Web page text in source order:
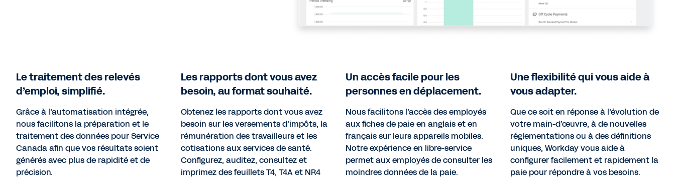
Le traitement des relevés
d’emploi, simplifié.
Grâce à l’automatisation intégrée,
nous facilitons la préparation et le
traitement des données pour Service
Canada afin que vos résultats soient
générés avec plus de rapidité et de
précision.
Les rapports dont vous avez
besoin, au format souhaité.
Obtenez les rapports dont vous avez
besoin sur les versements d’impôts, la
rémunération des travailleurs et les
cotisations aux services de santé.
Configurez, auditez, consultez et
imprimez des feuillets T4, T4A et NR4
Un accès facile pour les
personnes en déplacement.
Nous facilitons l’accès des employés
aux fiches de paie en anglais et en
français sur leurs appareils mobiles.
Notre expérience en libre-service
permet aux employés de consulter les
moindres données de la paie.
Une flexibilité qui vous aide à
vous adapter.
Que ce soit en réponse à l’évolution de
votre main-d’œuvre, à de nouvelles
réglementations ou à des définitions
uniques, Workday vous aide à
configurer facilement et rapidement la
paie pour répondre à vos besoins.